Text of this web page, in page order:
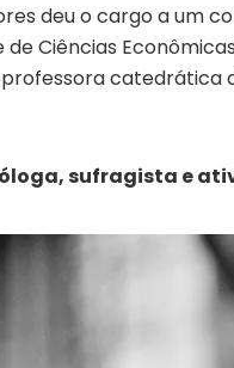
deu o cargo a um
Ciências
catedrática
sufragista e